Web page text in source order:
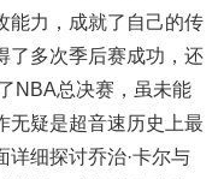
能力，成就了自己的传
了多次季后赛成功，还
NBA总决赛，虽未能
无疑是超音速历史上最
详细探讨乔治·卡尔与